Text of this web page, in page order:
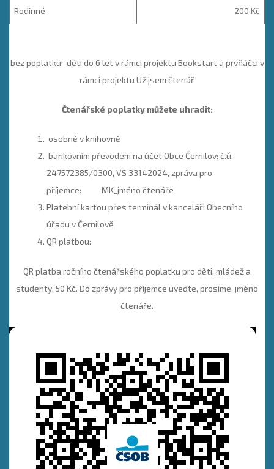
Rodinné 200 Kč
bez poplatku: děti do 6 let v rámci projektu Bookstart a prvňáčci v
rámci projektu Už jsem čtenář
Čtenářské poplatky můžete uhradit:
osobně v knihovně
bankovním převodem na účet Obce Černilov: č.ú.
247572385/0300, VS 33142024, zpráva pro
příjemce: MK_jméno čtenáře
Platební kartou přes terminál v kanceláři Obecního
úřadu v Černilově
QR platbou:
QR platba ročního čtenářského poplatku pro děti, mládež a
studenty: 50 Kč. Do zprávy pro příjemce uveďte, prosíme, jméno
čtenáře.